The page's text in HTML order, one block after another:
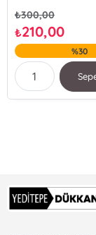
₺300,00
₺210,00
%30